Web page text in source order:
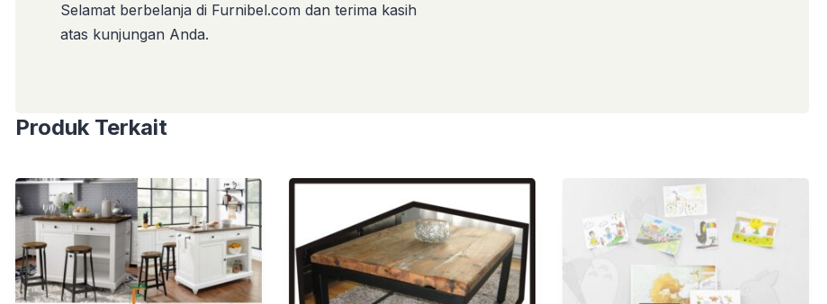
Selamat berbelanja di Furnibel.com dan terima kasih
atas kunjungan Anda.
Produk Terkait